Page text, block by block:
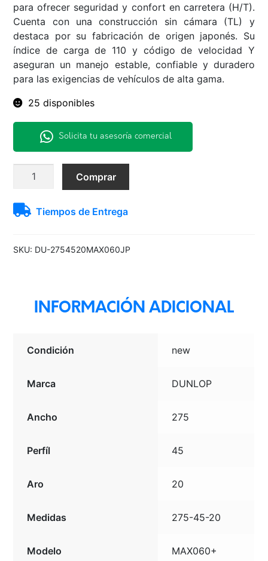
para ofrecer seguridad y confort en carretera (H/T).
Cuenta con una construcción sin cámara (TL) y
destaca por su fabricación de origen japonés. Su
índice de carga de 110 y código de velocidad Y
aseguran un manejo estable, confiable y duradero
para las exigencias de vehículos de alta gama.
25 disponibles
Solicita tu asesoría comercial
275/45R20
Dunlop
BLK
Comprar
Tiempos de Entrega
SKU: DU-2754520MAX060JP
INFORMACIÓN ADICIONAL
Condición new
Marca DUNLOP
Ancho 275
Perfíl 45
Aro 20
Medidas 275-45-20
Modelo MAX060+